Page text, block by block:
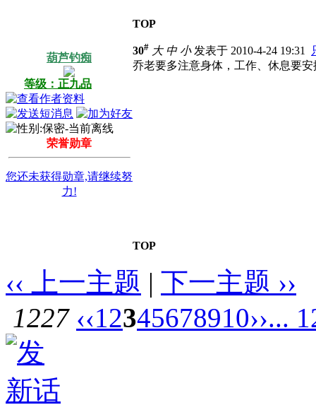
TOP
葫芦钓痴
等级：正九品
荣誉勋章
您还未获得勋章,请继续努
力!
30# 大 中 小发表于 2010-4-24 19:31
乔老要多注意身体，工作、休息要
TOP
‹‹ 上一主题 | 下一主题 ››
1227 ‹‹12345678910››...